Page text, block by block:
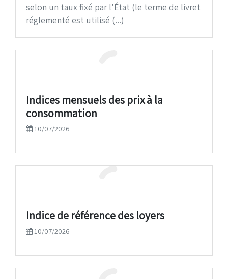
selon un taux fixé par l'État (le terme de livret
réglementé est utilisé (...)
Indices mensuels des prix à la
consommation
10/07/2026
Indice de référence des loyers
10/07/2026